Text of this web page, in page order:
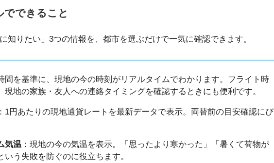
でできること
知りたい」3つの情報を、都市を選ぶだけで一気に確認できます。
間を基準に、現地の今の時刻がリアルタイムでわかります。フライト時
現地の家族・友人への連絡タイミングを確認するときにも便利です。
：1円あたりの現地通貨レートを最新データで表示。両替前の目安確認にぴ
気温 ：現地の今の気温を表示。「思ったより寒かった」「暑くて荷物が
いう失敗を防ぐのに役立ちます。